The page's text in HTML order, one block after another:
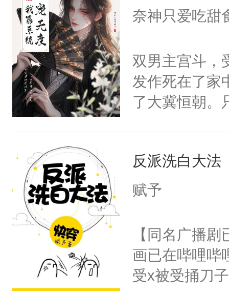
I，他们决定
莲花可不止有
点脑袋，看着
常见问题一：
教科书版：“
母的微笑：“
留看着面前这
人，突然醒悟
卫天还没亮
腰：“陛下，
不好了！”“那
奈神只爱吃甜
双男主宫斗，
发作死在了家
了大冀恒朝。
惜被人暗害，
绝。主神知晓
朝，一个从
为三种性别。
构与男子相同
了一颗红色的
反派洗白大法
赋予
【同名广播
画已在哔哩哔
受x被受捅刀